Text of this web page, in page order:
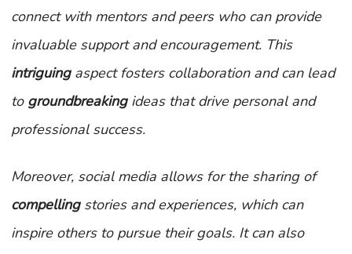
connect with mentors and peers who can provide
invaluable support and encouragement. This
intriguing aspect fosters collaboration and can lead
to groundbreaking ideas that drive personal and
professional success.
Moreover, social media allows for the sharing of
compelling stories and experiences, which can
inspire others to pursue their goals. It can also